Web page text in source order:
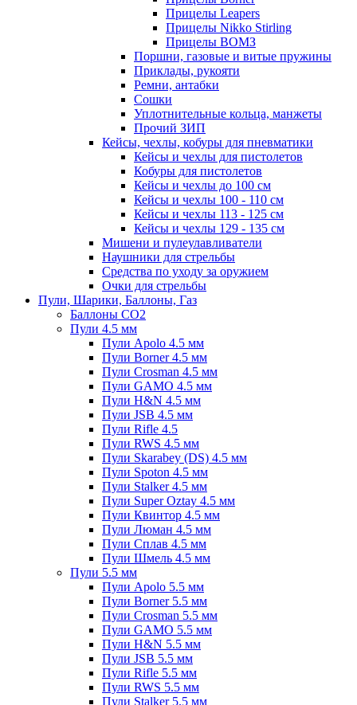
Прицелы Leapers
Прицелы Nikko Stirling
Прицелы ВОМЗ
Поршни, газовые и витые пружины
Приклады, рукояти
Ремни, антабки
Сошки
Уплотнительные кольца, манжеты
Прочий ЗИП
Кейсы, чехлы, кобуры для пневматики
Кейсы и чехлы для пистолетов
Кобуры для пистолетов
Кейсы и чехлы до 100 см
Кейсы и чехлы 100 - 110 см
Кейсы и чехлы 113 - 125 см
Кейсы и чехлы 129 - 135 см
Мишени и пулеулавливатели
Наушники для стрельбы
Средства по уходу за оружием
Очки для стрельбы
Пули, Шарики, Баллоны, Газ
Баллоны CO2
Пули 4.5 мм
Пули Apolo 4.5 мм
Пули Borner 4.5 мм
Пули Crosman 4.5 мм
Пули GAMO 4.5 мм
Пули H&N 4.5 мм
Пули JSB 4.5 мм
Пули Rifle 4.5
Пули RWS 4.5 мм
Пули Skarabey (DS) 4.5 мм
Пули Spoton 4.5 мм
Пули Stalker 4.5 мм
Пули Super Oztay 4.5 мм
Пули Квинтор 4.5 мм
Пули Люман 4.5 мм
Пули Сплав 4.5 мм
Пули Шмель 4.5 мм
Пули 5.5 мм
Пули Apolo 5.5 мм
Пули Borner 5.5 мм
Пули Crosman 5.5 мм
Пули GAMO 5.5 мм
Пули H&N 5.5 мм
Пули JSB 5.5 мм
Пули Rifle 5.5 мм
Пули RWS 5.5 мм
Пули Stalker 5.5 мм